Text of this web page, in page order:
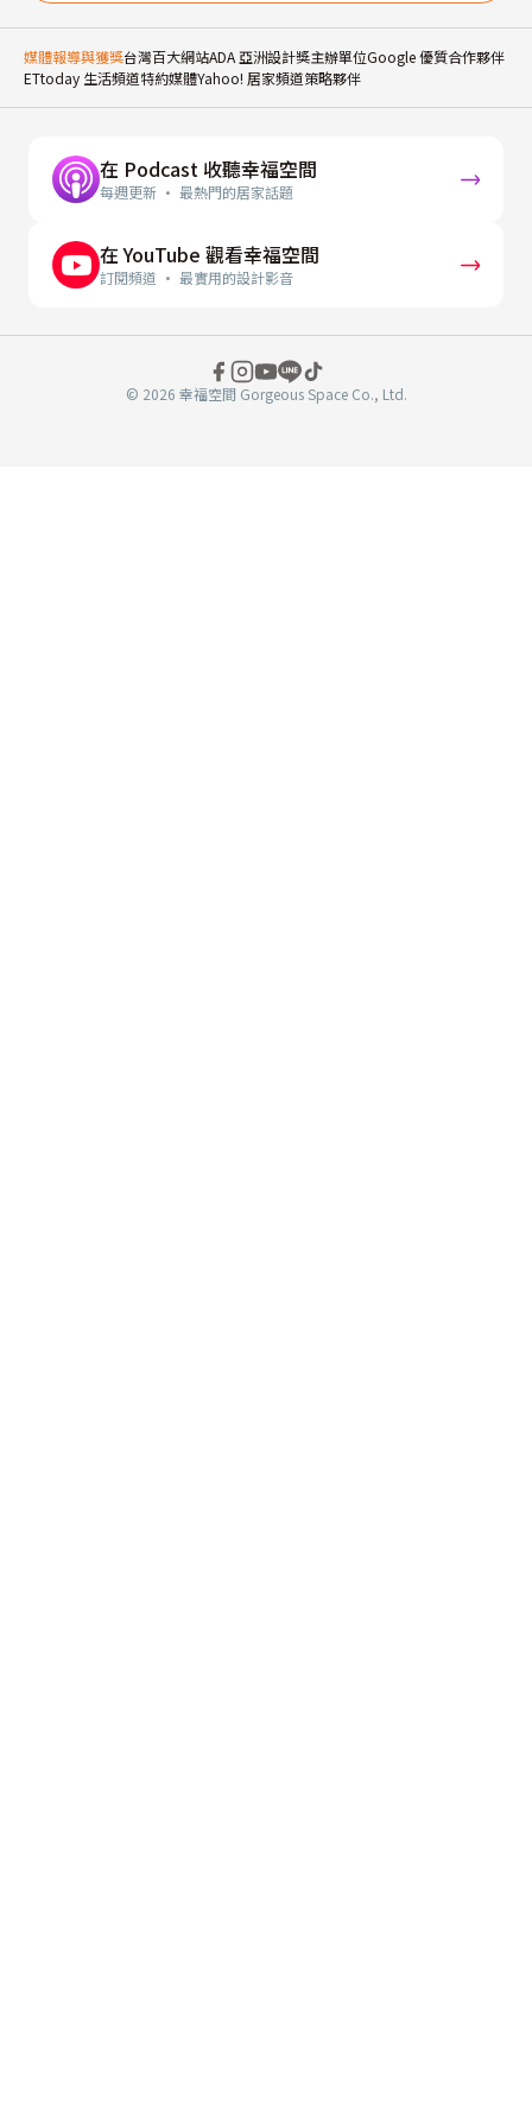
媒體報導與獲獎台灣百大網站ADA 亞洲設計獎主辦單位Google 優質合作夥伴
ETtoday 生活頻道特約媒體Yahoo! 居家頻道策略夥伴
在 Podcast 收聽幸福空間
每週更新 · 最熱門的居家話題
在 YouTube 觀看幸福空間
訂閱頻道 · 最實用的設計影音
© 2026 幸福空間 Gorgeous Space Co., Ltd.